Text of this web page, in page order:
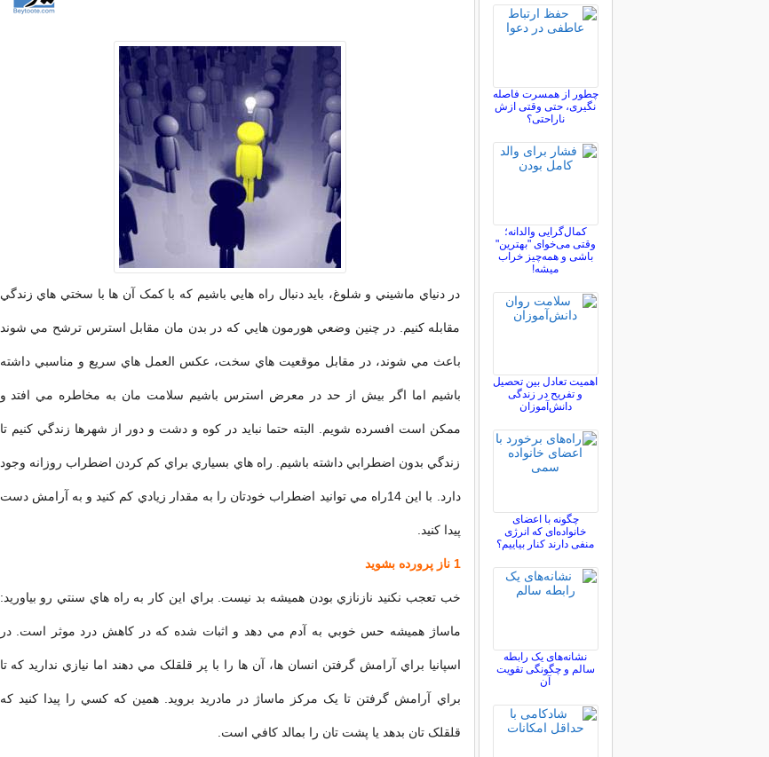
در دنياي ماشيني و شلوغ، بايد دنبال راه هايي باشيم که با کمک آن ها با سختي هاي زندگي
مقابله کنيم. در چنين وضعي هورمون هايي که در بدن مان مقابل استرس ترشح مي شوند
باعث مي شوند، در مقابل موقعيت هاي سخت، عکس العمل هاي سريع و مناسبي داشته
باشيم اما اگر بيش از حد در معرض استرس باشيم سلامت مان به مخاطره مي افتد و
ممکن است افسرده شويم. البته حتما نبايد در کوه و دشت و دور از شهرها زندگي کنيم تا
زندگي بدون اضطرابي داشته باشيم. راه هاي بسياري براي کم کردن اضطراب روزانه وجود
دارد. با اين 14راه مي توانيد اضطراب خودتان را به مقدار زيادي کم کنيد و به آرامش دست
پيدا کنيد.
1 ناز پرورده بشويد
خب تعجب نکنيد نازنازي بودن هميشه بد نيست. براي اين کار به راه هاي سنتي رو بياوريد:
ماساژ هميشه حس خوبي به آدم مي دهد و اثبات شده که در کاهش درد موثر است. در
اسپانيا براي آرامش گرفتن انسان ها، آن ها را با پر قلقلک مي دهند اما نيازي نداريد که تا
براي آرامش گرفتن تا يک مرکز ماساژ در مادريد برويد. همين که کسي را پيدا کنيد که
قلقلک تان بدهد يا پشت تان را بمالد کافي است.
چطور از همسرت فاصله
نگيری، حتی وقتی ازش
ناراحتی؟
کمال‌گرایی والدانه؛
وقتی می‌خوای "بهترین"
باشی و همه‌چیز خراب
میشه!
اهمیت تعادل بین تحصیل
و تفریح در زندگی
دانش‌آموزان
چگونه با اعضای
خانواده‌ای که انرژی
منفی دارند کنار بیاییم؟
نشانه‌های یک رابطه
سالم و چگونگی تقویت
آن